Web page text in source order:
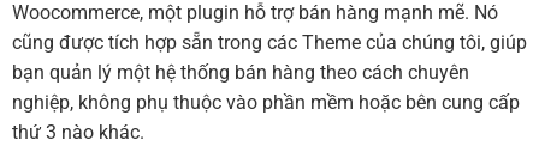
Woocommerce, một plugin hỗ trợ bán hàng mạnh mẽ. Nó
cũng được tích hợp sẵn trong các Theme của chúng tôi, giúp
bạn quản lý một hệ thống bán hàng theo cách chuyên
nghiệp, không phụ thuộc vào phần mềm hoặc bên cung cấp
thứ 3 nào khác.